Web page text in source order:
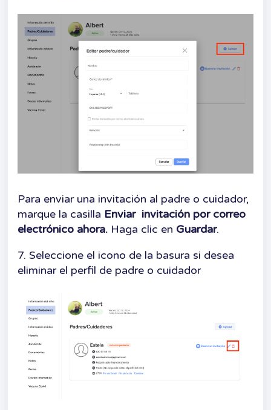
Para enviar una invitación al padre o cuidador,
marque la casilla Enviar invitación por correo
electrónico ahora. Haga clic en Guardar.
7. Seleccione el icono de la basura si desea
eliminar el perfil de padre o cuidador